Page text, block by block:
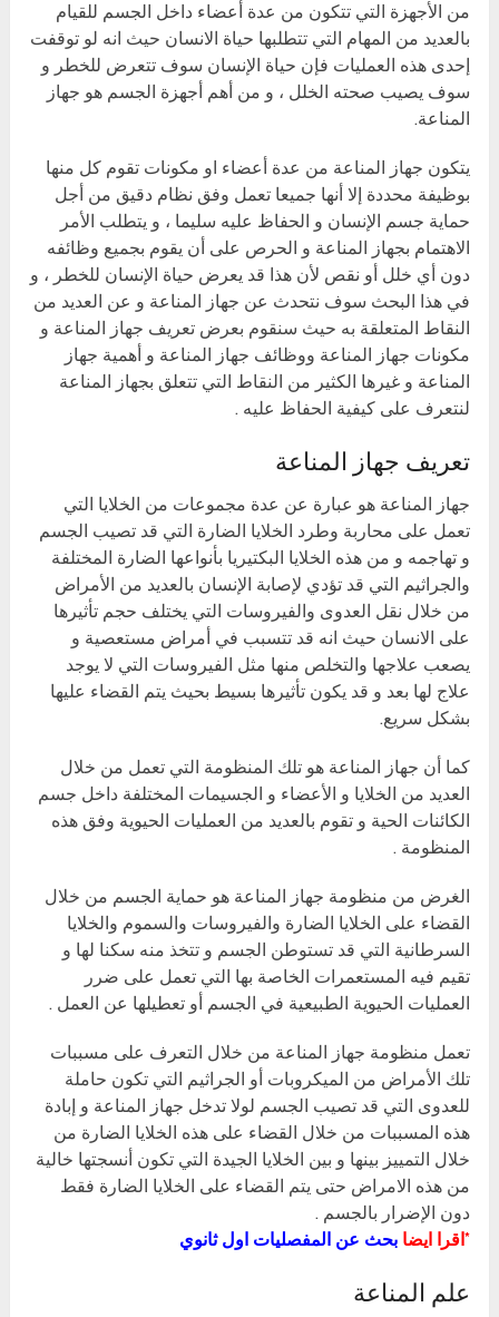
من الأجهزة التي تتكون من عدة أعضاء داخل الجسم للقيام
بالعديد من المهام التي تتطلبها حياة الانسان حيث انه لو توقفت
إحدى هذه العمليات فإن حياة الإنسان سوف تتعرض للخطر و
سوف يصيب صحته الخلل ، و من أهم أجهزة الجسم هو جهاز
المناعة.
يتكون جهاز المناعة من عدة أعضاء او مكونات تقوم كل منها
بوظيفة محددة إلا أنها جميعا تعمل وفق نظام دقيق من أجل
حماية جسم الإنسان و الحفاظ عليه سليما ، و يتطلب الأمر
الاهتمام بجهاز المناعة و الحرص على أن يقوم بجميع وظائفه
دون أي خلل أو نقص لأن هذا قد يعرض حياة الإنسان للخطر ، و
في هذا البحث سوف نتحدث عن جهاز المناعة و عن العديد من
النقاط المتعلقة به حيث سنقوم بعرض تعريف جهاز المناعة و
مكونات جهاز المناعة ووظائف جهاز المناعة و أهمية جهاز
المناعة و غيرها الكثير من النقاط التي تتعلق بجهاز المناعة
لنتعرف على كيفية الحفاظ عليه .
تعريف جهاز المناعة
جهاز المناعة هو عبارة عن عدة مجموعات من الخلايا التي
تعمل على محاربة وطرد الخلايا الضارة التي قد تصيب الجسم
و تهاجمه و من هذه الخلايا البكتيريا بأنواعها الضارة المختلفة
والجراثيم التي قد تؤدي لإصابة الإنسان بالعديد من الأمراض
من خلال نقل العدوى والفيروسات التي يختلف حجم تأثيرها
على الانسان حيث انه قد تتسبب في أمراض مستعصية و
يصعب علاجها والتخلص منها مثل الفيروسات التي لا يوجد
علاج لها بعد و قد يكون تأثيرها بسيط بحيث يتم القضاء عليها
بشكل سريع.
كما أن جهاز المناعة هو تلك المنظومة التي تعمل من خلال
العديد من الخلايا و الأعضاء و الجسيمات المختلفة داخل جسم
الكائنات الحية و تقوم بالعديد من العمليات الحيوية وفق هذه
المنظومة .
الغرض من منظومة جهاز المناعة هو حماية الجسم من خلال
القضاء على الخلايا الضارة والفيروسات والسموم والخلايا
السرطانية التي قد تستوطن الجسم و تتخذ منه سكنا لها و
تقيم فيه المستعمرات الخاصة بها التي تعمل على ضرر
العمليات الحيوية الطبيعية في الجسم أو تعطيلها عن العمل .
تعمل منظومة جهاز المناعة من خلال التعرف على مسببات
تلك الأمراض من الميكروبات أو الجراثيم التي تكون حاملة
للعدوى التي قد تصيب الجسم لولا تدخل جهاز المناعة و إبادة
هذه المسببات من خلال القضاء على هذه الخلايا الضارة من
خلال التمييز بينها و بين الخلايا الجيدة التي تكون أنسجتها خالية
من هذه الامراض حتى يتم القضاء على الخلايا الضارة فقط
دون الإضرار بالجسم .
*اقرا ايضا بحث عن المفصليات اول ثانوي
علم المناعة